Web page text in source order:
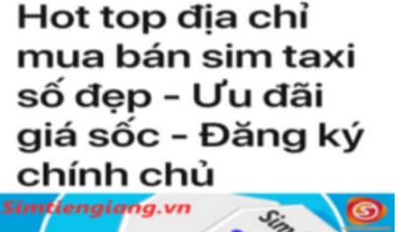
Theo ngũ hành sinh khắc, con số 8 là con số cát của mệnh Thổ.
Người mệnh này sử dụng sim điện thoại chứa số 8 sẽ mang lại
nhiều may mắn và tài lộc.
Ngoài ra khi lựa chọn sim số đẹp chúng ta nên chọn dãy số âm
dương hài hòa và có tổng số nút cao, như vậy việc làm ăn sẽ gặp
nhiều thuận lợi và suôn sẻ hơn.
Hãy lựa chọn sim lục quý 8 hợp phong thủy và vận mệnh để đem
đến vượng khí và may mắn trong công danh, sự nghiệp.
Hướng dẫn mua Sim Lục Quý 8 tại
Simtiengiang.vn.